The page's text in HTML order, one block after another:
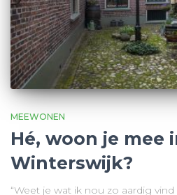
MEEWONEN
Hé, woon je mee
Winterswijk?
“Weet je wat ik nou zo aardig